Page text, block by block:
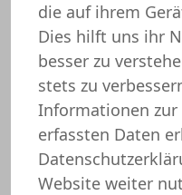
Kochen
die auf ihrem
Dies hilft uns ihr
besser zu
stets zu
Informationen zur
erfassten Daten
Website weiter